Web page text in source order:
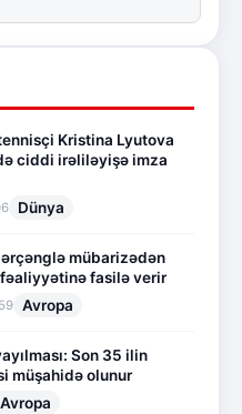
Kristina Lyutova
ciddi irəliləyişə imza
Dünya
mübarizədən
fasilə verir
Avropa
Son 35 ilin
müşahidə olunur
Avropa